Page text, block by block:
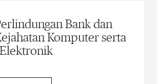
Bank dan
Komputer serta